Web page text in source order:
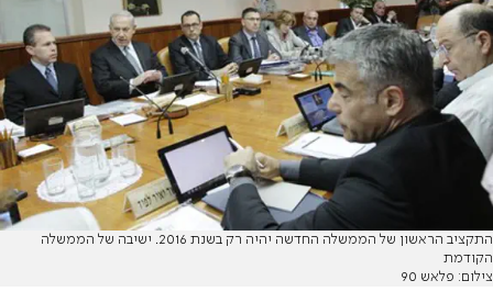
התקציב הראשון של הממשלה החדשה יהיה רק בשנת 2016. ישיבה של הממשלה
הקודמת
צילום: פלאש 90